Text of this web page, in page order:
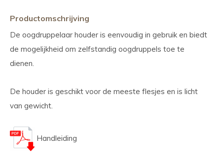
Productomschrijving
De oogdruppelaar houder is eenvoudig in gebruik en biedt
de mogelijkheid om zelfstandig oogdruppels toe te
dienen.
De houder is geschikt voor de meeste flesjes en is licht
van gewicht.
Handleiding